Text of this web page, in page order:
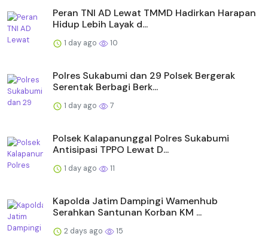
Peran TNI AD Lewat TMMD Hadirkan Harapan
Hidup Lebih Layak d...
1 day ago 10
Polres Sukabumi dan 29 Polsek Bergerak
Serentak Berbagi Berk...
1 day ago 7
Polsek Kalapanunggal Polres Sukabumi
Antisipasi TPPO Lewat D...
1 day ago 11
Kapolda Jatim Dampingi Wamenhub
Serahkan Santunan Korban KM ...
2 days ago 15